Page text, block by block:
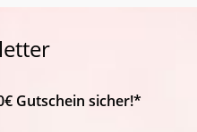
Gutschein sicher!*